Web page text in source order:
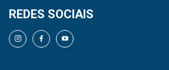
REDES SOCIAIS